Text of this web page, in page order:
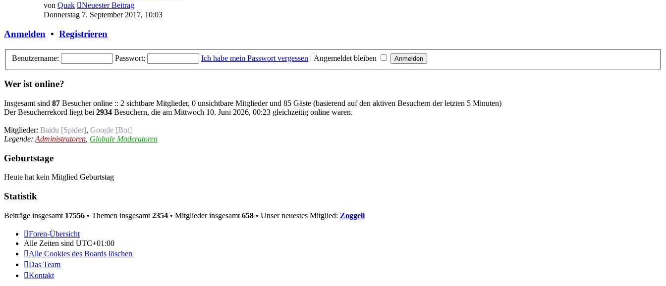
von Quak
Neuester Beitrag
Donnerstag 7. September 2017, 10:03
Anmelden • Registrieren
Benutzername: Passwort: Ich habe mein Passwort vergessen | Angemeldet bleiben
Wer ist online?
Insgesamt sind 87 Besucher online :: 2 sichtbare Mitglieder, 0 unsichtbare Mitglieder und 85 Gäste (basierend auf den aktiven Besuchern der letzten 5 Minuten)
Der Besucherrekord liegt bei 2934 Besuchern, die am Mittwoch 10. Juni 2026, 00:23 gleichzeitig online waren.
Mitglieder: Baidu [Spider], Google [Bot]
Legende: Administratoren Globale Moderatoren
Geburtstage
Heute hat kein Mitglied Geburtstag
Statistik
Beiträge insgesamt 17556 • Themen insgesamt 2354 • Mitglieder insgesamt 658 • Unser neuestes Mitglied: Zoggeli
Foren-Übersicht
Alle Zeiten sind UTC+01:00
Alle Cookies des Boards löschen
Das Team
Kontakt